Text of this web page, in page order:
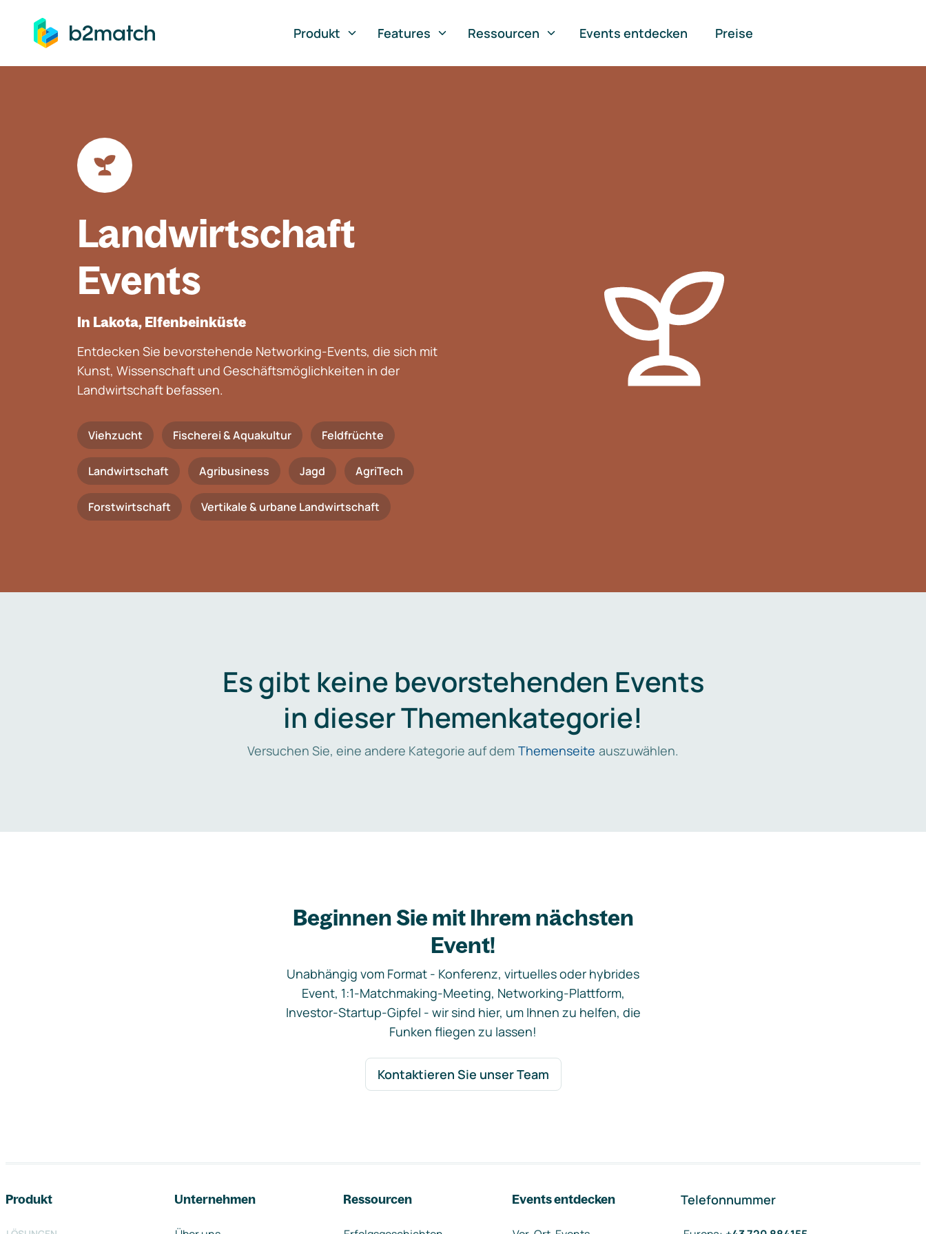
springen
Produkt
Features Ressourcen Events entdecken Preise
Landwirtschaft
Events
In Lakota, Elfenbeinküste
Entdecken Sie bevorstehende Networking-Events, die sich mit
Kunst, Wissenschaft und Geschäftsmöglichkeiten in der
Landwirtschaft befassen.
Viehzucht Fischerei & Aquakultur Feldfrüchte
Landwirtschaft Agribusiness Jagd AgriTech
Forstwirtschaft Vertikale & urbane Landwirtschaft
Es gibt keine bevorstehenden Events
in dieser Themenkategorie!
Versuchen Sie, eine andere Kategorie auf dem Themenseite auszuwählen.
Beginnen Sie mit Ihrem nächsten
Event!
Unabhängig vom Format - Konferenz, virtuelles oder hybrides
Event, 1:1-Matchmaking-Meeting, Networking-Plattform,
Investor-Startup-Gipfel - wir sind hier, um Ihnen zu helfen, die
Funken fliegen zu lassen!
Kontaktieren Sie unser Team
Produkt Unternehmen Ressourcen Events entdecken Telefonnummer